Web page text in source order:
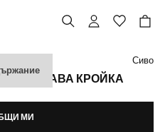
С ПРАВА КРОЙКА
Сиво
МИ